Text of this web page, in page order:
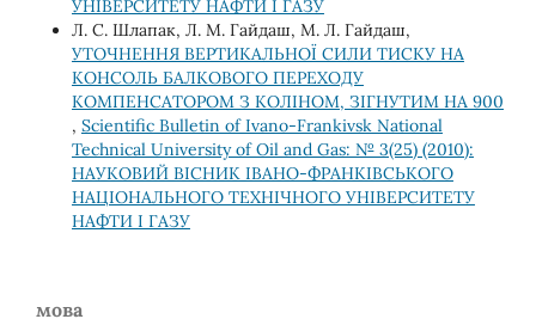
УНІВЕРСИТЕТУ НАФТИ І ГАЗУ
Л. С. Шлапак, Л. М. Гайдаш, М. Л. Гайдаш,
УТОЧНЕННЯ ВЕРТИКАЛЬНОЇ СИЛИ ТИСКУ НА
КОНСОЛЬ БАЛКОВОГО ПЕРЕХОДУ
КОМПЕНСАТОРОМ З КОЛІНОМ, ЗІГНУТИМ НА 900
, Scientific Bulletin of Ivano-Frankivsk National
Technical University of Oil and Gas: № 3(25) (2010):
НАУКОВИЙ ВІСНИК ІВАНО-ФРАНКІВСЬКОГО
НАЦІОНАЛЬНОГО ТЕХНІЧНОГО УНІВЕРСИТЕТУ
НАФТИ І ГАЗУ
мова